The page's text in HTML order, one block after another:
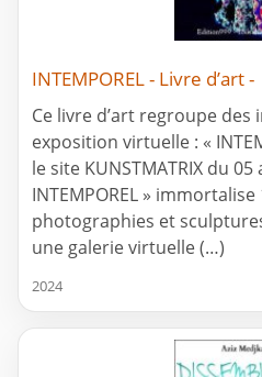
INTEMPOREL - Livre d’art -
Ce livre d’art regroupe des
exposition virtuelle : «
le site KUNSTMATRIX du
INTEMPOREL »
photographies et
une galerie virtuelle (…)
2024